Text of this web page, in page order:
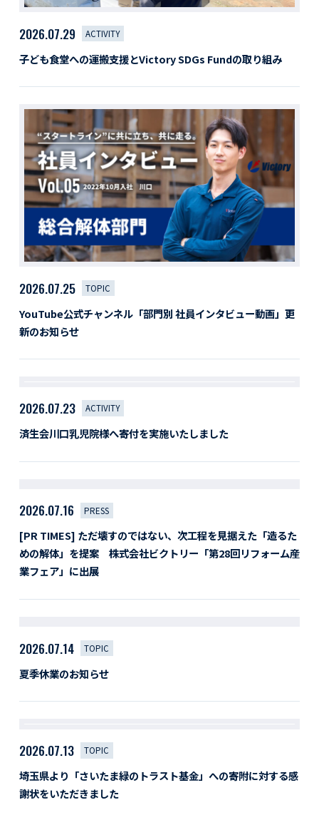
2026.07.29 ACTIVITY
子ども食堂への運搬支援とVictory SDGs Fundの取り組み
2026.07.25 TOPIC
YouTube公式チャンネル「部門別 社員インタビュー動画」更
新のお知らせ
2026.07.23 ACTIVITY
済生会川口乳児院様へ寄付を実施いたしました
2026.07.16 PRESS
[PR TIMES] ただ壊すのではない、次工程を見据えた「造るた
めの解体」を提案 株式会社ビクトリー「第28回リフォーム産
業フェア」に出展
2026.07.14 TOPIC
夏季休業のお知らせ
2026.07.13 TOPIC
埼玉県より「さいたま緑のトラスト基金」への寄附に対する感
謝状をいただきました